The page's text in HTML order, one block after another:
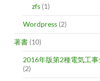
zfs (1)
Wordpress (2)
著書 (10)
2016年版第2種電気工
(2)